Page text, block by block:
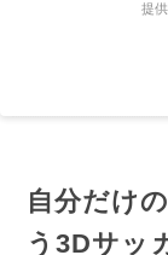
提
自分だけ
う3Dサッ